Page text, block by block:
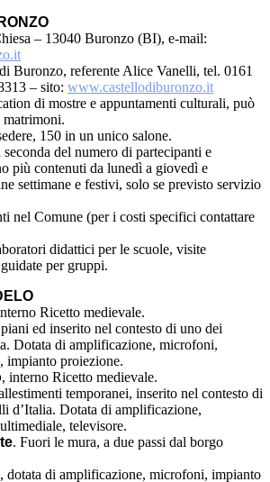
– 13040 Buronzo (BI), e-mail:
Buronzo, referente Alice Vanelli, tel. 0161
– sito: www.castellodiburonzo.it
di mostre e appuntamenti culturali, può
matrimoni.
150 in un unico salone.
del numero di partecipanti e
più contenuti da lunedì a giovedì e
settimane e festivi, solo se previsto servizio
nel Comune (per i costi specifici contattare
didattici per le scuole, visite
per gruppi.
Ricetto medievale.
ed inserito nel contesto di uno dei
Dotata di amplificazione, microfoni,
impianto proiezione.
, interno Ricetto medievale.
temporanei, inserito nel contesto di
d’Italia. Dotata di amplificazione,
televisore.
. Fuori le mura, a due passi dal borgo
dotata di amplificazione, microfoni, impianto